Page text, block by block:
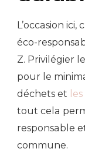
L’occasion
éco-
Z. Privilégier
pour le
déchets et les
tout cela
responsable
commune.